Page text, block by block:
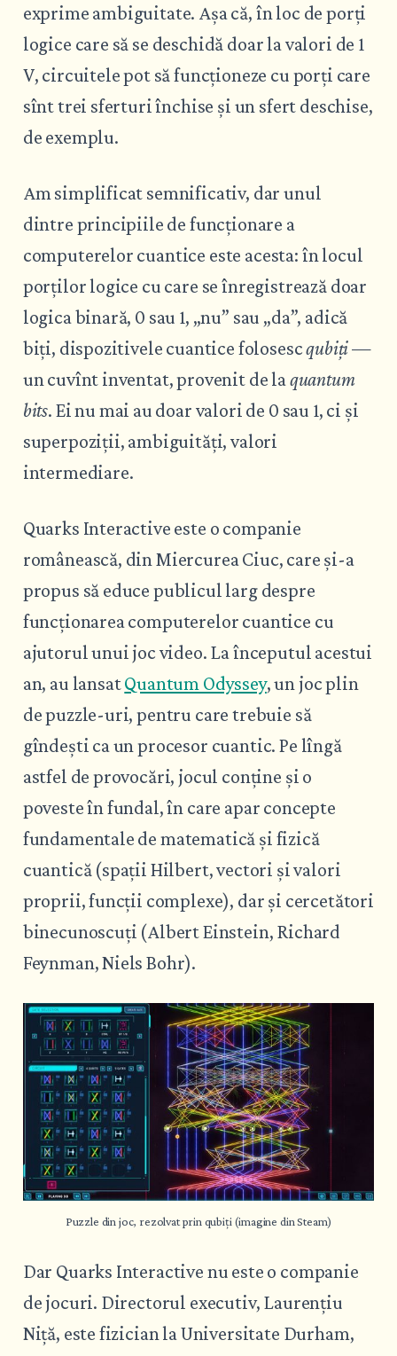
exprime ambiguitate. Așa că, în loc de porți
logice care să se deschidă doar la valori de 1
V, circuitele pot să funcționeze cu porți care
sînt trei sferturi închise și un sfert deschise,
de exemplu.
Am simplificat semnificativ, dar unul
dintre principiile de funcționare a
computerelor cuantice este acesta: în locul
porților logice cu care se înregistrează doar
logica binară, 0 sau 1, „nu” sau „da”, adică
biți, dispozitivele cuantice folosescqubiți—
un cuvînt inventat, provenit de la quantum
bits. Ei nu mai au doar valori de 0 sau 1, ci și
superpoziții, ambiguități, valori
intermediare.
Quarks Interactive este o companie
românească, din Miercurea Ciuc, care și-a
propus să educe publicul larg despre
funcționarea computerelor cuantice cu
ajutorul unui joc video. La începutul acestui
an, au lansatQuantum Odyssey, un joc plin
de puzzle-uri, pentru care trebuie să
gîndești ca un procesor cuantic. Pe lîngă
astfel de provocări, jocul conține și o
poveste în fundal, în care apar concepte
fundamentale de matematică și fizică
cuantică (spații Hilbert, vectori și valori
proprii, funcții complexe), dar și cercetători
binecunoscuți (Albert Einstein, Richard
Feynman, Niels Bohr).
Puzzle din joc, rezolvat prin qubiți (imagine din Steam)
Dar Quarks Interactive nu este o companie
de jocuri. Directorul executiv, Laurențiu
Niță, este fizician la Universitate Durham,